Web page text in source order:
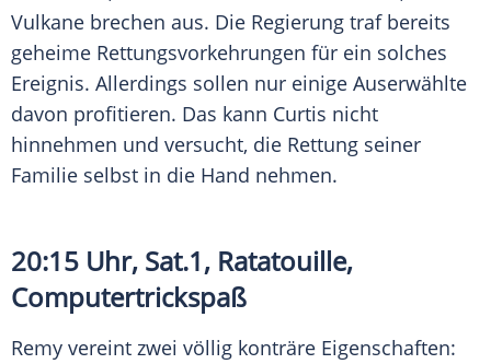
Vulkane brechen aus. Die Regierung traf bereits
geheime Rettungsvorkehrungen für ein solches
Ereignis. Allerdings sollen nur einige Auserwählte
davon profitieren. Das kann Curtis nicht
hinnehmen und versucht, die Rettung seiner
Familie selbst in die Hand nehmen.
20:15 Uhr, Sat.1, Ratatouille,
Computertrickspaß
Remy vereint zwei völlig konträre Eigenschaften: